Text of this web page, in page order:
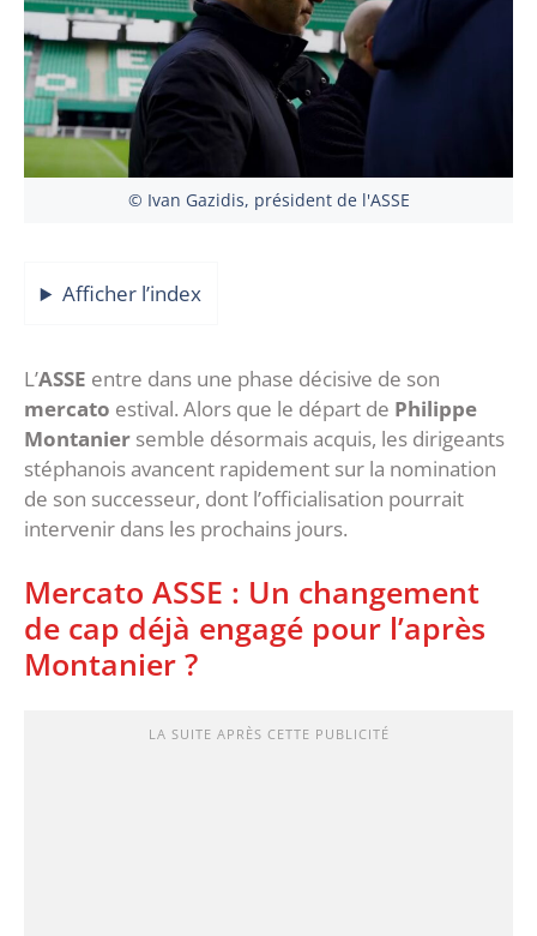
© Ivan Gazidis, président de l'ASSE
Afficher l’index
L’ASSE entre dans une phase décisive de son
mercato estival. Alors que le départ de Philippe
Montanier semble désormais acquis, les dirigeants
stéphanois avancent rapidement sur la nomination
de son successeur, dont l’officialisation pourrait
intervenir dans les prochains jours.
‎Mercato ASSE : Un changement
de cap déjà engagé pour l’après
Montanier ?
LA SUITE APRÈS CETTE PUBLICITÉ